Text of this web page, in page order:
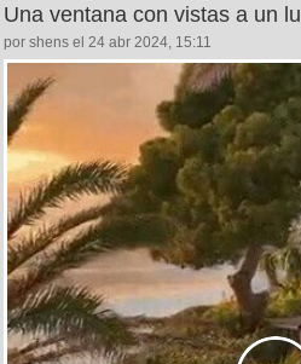
Una ventana con vistas a un
por shens el 24 abr 2024, 15:11